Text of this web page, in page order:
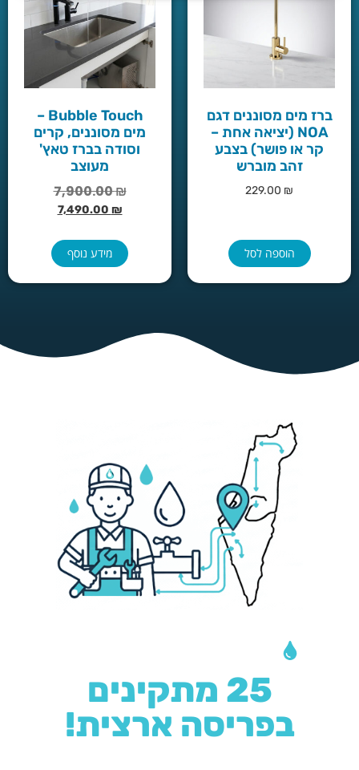
ברז מים מסוננים דגם
NOA (יציאה אחת –
קר או פושר) בצבע
זהב מוברש
229.00 ₪
הוספה לסל
Bubble Touch –
מים מסוננים, קרים
וסודה בברז טאץ'
מעוצב
7,900.00₪
7,490.00 ₪
מידע נוסף
25 מתקינים
בפריסה ארצית!